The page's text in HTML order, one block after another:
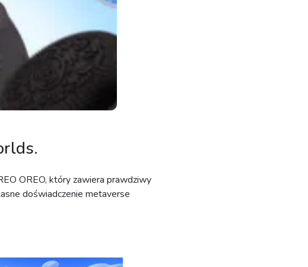
OREO, który zawiera prawdziwy
doświadczenie metaverse